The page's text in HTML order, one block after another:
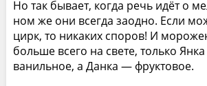
Но так бывает, когда речь идёт о
ном же они всегда заодно. Если
цирк, то никаких споров! И
больше всего на свете, только
ванильное, а Дан­ка — фруктовое.